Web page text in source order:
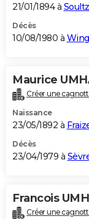
21/01/1894 à
Décès
10/08/1980 à
Maurice
Créer une
Naissance
23/05/1892 à
Décès
23/04/1979 à
Francois
Créer une